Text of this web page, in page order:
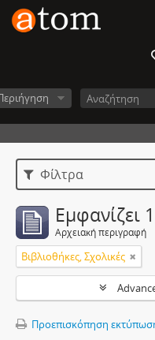
Φίλτρα
Εμφανίζει
Αρχειακή περιγραφή
Βιβλιοθήκες, Σχολικές
Προεπισκόπηση